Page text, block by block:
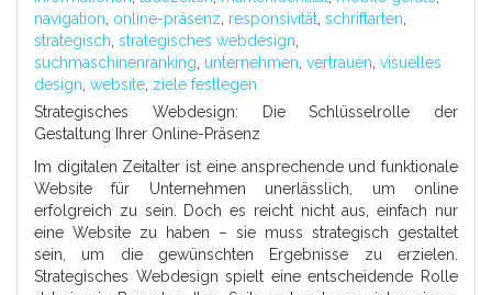
navigation online-präsenz responsivität schriftarten
strategisch strategisches webdesign
suchmaschinenranking unternehmen vertrauen visuelles
design website ziele festlegen
Strategisches Webdesign: Die Schlüsselrolle der
Gestaltung Ihrer Online-Präsenz
Im digitalen Zeitalter ist eine ansprechende und funktionale
Website für Unternehmen unerlässlich, um online
erfolgreich zu sein. Doch es reicht nicht aus, einfach nur
eine Website zu haben – sie muss strategisch gestaltet
sein, um die gewünschten Ergebnisse zu erzielen.
Strategisches Webdesign spielt eine entscheidende Rolle